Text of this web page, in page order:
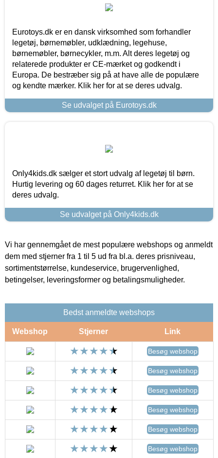
Eurotoys.dk er en dansk virksomhed som forhandler
legetøj, børnemøbler, udklædning, legehuse,
børnemøbler, børnecykler, m.m. Alt deres legetøj og
relaterede produkter er CE-mærket og godkendt i
Europa. De bestræber sig på at have alle de populære
og kendte mærker. Klik her for at se deres udvalg.
Se udvalget på Eurotoys.dk
Only4kids.dk sælger et stort udvalg af legetøj til børn.
Hurtig levering og 60 dages returret. Klik her for at se
deres udvalg.
Se udvalget på Only4kids.dk
Vi har gennemgået de mest populære webshops og anmeldt
dem med stjerner fra 1 til 5 ud fra bl.a. deres prisniveau,
sortimentstørrelse, kundeservice, brugervenlighed,
betingelser, leveringsformer og betalingsmuligheder.
Bedst anmeldte webshops
Webshop Stjerner Link
Besøg webshop
Besøg webshop
Besøg webshop
Besøg webshop
Besøg webshop
Besøg webshop